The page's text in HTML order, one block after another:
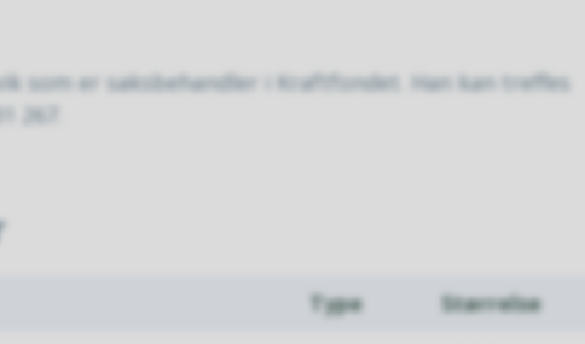
som er saksbehandler i Kraftfondet. Han kan treffes
267.
Type
Størrelse